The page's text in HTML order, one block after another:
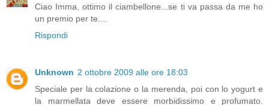
Ciao Imma, ottimo il ciambellone...se ti va passa da me ho
un premio per te....
Rispondi
Unknown 2 ottobre 2009 alle ore 18:03
Speciale per la colazione o la merenda, poi con lo yogurt e
la marmellata deve essere morbidissimo e profumato.